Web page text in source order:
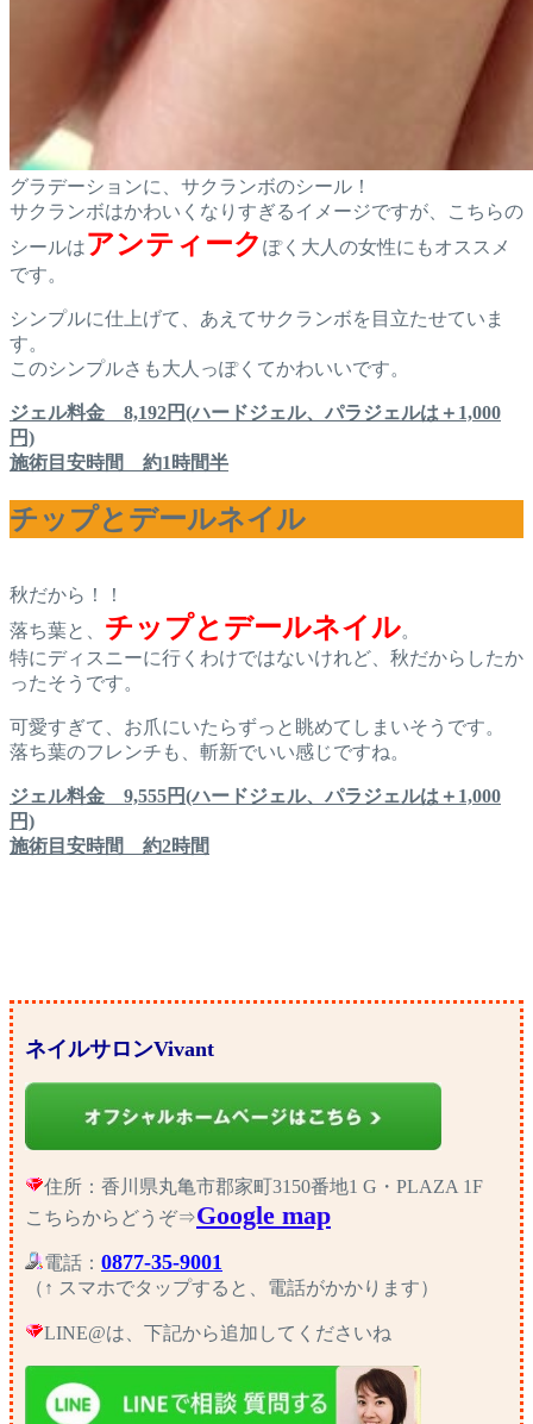
グラデーションに、サクランボのシール！
サクランボはかわいくなりすぎるイメージですが、こちらの
シールはアンティーク ぽく大人の女性にもオススメ
です。
シンプルに仕上げて、あえてサクランボを目立たせていま
す。
このシンプルさも大人っぽくてかわいいです。
ジェル料金 8,192円(ハードジェル、パラジェルは＋1,000
円)
施術目安時間 約1時間半
チップとデールネイル
秋だから！！
落ち葉と、 チップとデールネイル。
特にディスニーに行くわけではないけれど、秋だからしたか
ったそうです。
可愛すぎて、お爪にいたらずっと眺めてしまいそうです。
落ち葉のフレンチも、斬新でいい感じですね。
ジェル料金 9,555円(ハードジェル、パラジェルは＋1,000
円)
施術目安時間 約2時間
ネイルサロンVivant
住所：香川県丸亀市郡家町3150番地1 G・PLAZA 1F
こちらからどうぞ⇒Google map
電話： 0877-35-9001
（↑ スマホでタップすると、電話がかかります）
LINE@は、下記から追加してくださいね